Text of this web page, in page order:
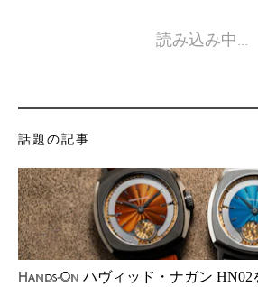
読み込み中…
話題の記事
Hands-On ハヴィッド・ナガン HN02